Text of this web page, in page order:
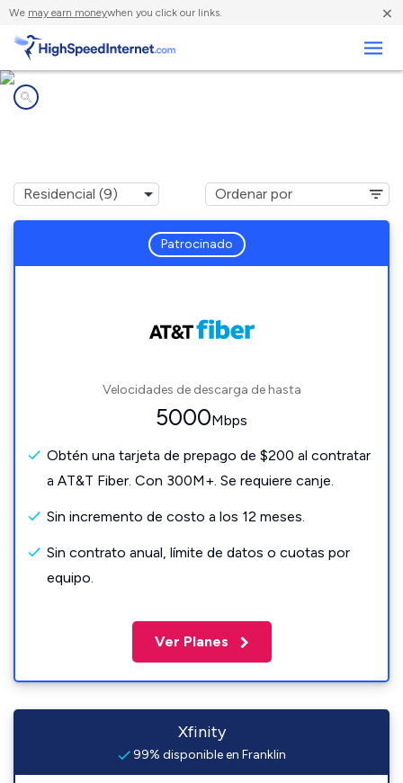
We may earn moneywhen you click our links. ×
Patrocinado
Velocidades de descarga de hasta
5000Mbps
Obtén una tarjeta de prepago de $200 al contratar
a AT&T Fiber. Con 300M+. Se requiere canje.
Sin incremento de costo a los 12 meses.
Sin contrato anual, límite de datos o cuotas por
equipo.
Ver Planes
Xfinity
99% disponible en Franklin